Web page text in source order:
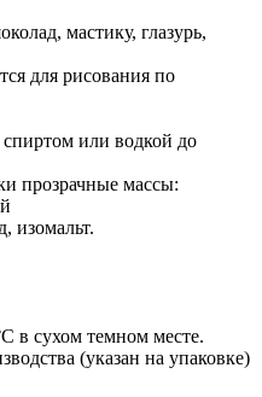
мастику, глазурь,
для рисования по
спиртом или водкой до
прозрачные массы:
изомальт.
в сухом темном месте.
(указан на упаковке)